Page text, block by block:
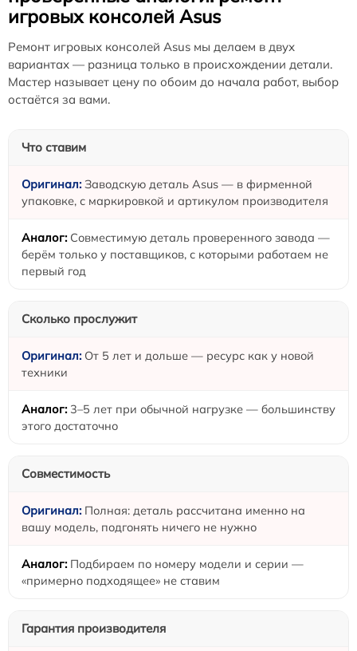
игровых консолей Asus
Ремонт игровых консолей Asus мы делаем в двух
вариантах — разница только в происхождении детали.
Мастер называет цену по обоим до начала работ, выбор
остаётся за вами.
Что ставим
Заводскую деталь Asus — в фирменной
упаковке, с маркировкой и артикулом производителя
Совместимую деталь проверенного завода —
берём только у поставщиков, с которыми работаем не
первый год
Сколько прослужит
От 5 лет и дольше — ресурс как у новой
техники
3–5 лет при обычной нагрузке — большинству
этого достаточно
Совместимость
Полная: деталь рассчитана именно на
вашу модель, подгонять ничего не нужно
Подбираем по номеру модели и серии —
«примерно подходящее» не ставим
Гарантия производителя